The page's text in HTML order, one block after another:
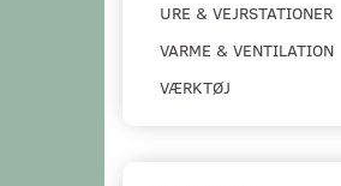
URE & VEJRSTATIONER
VARME & VENTILATION
VÆRKTØJ